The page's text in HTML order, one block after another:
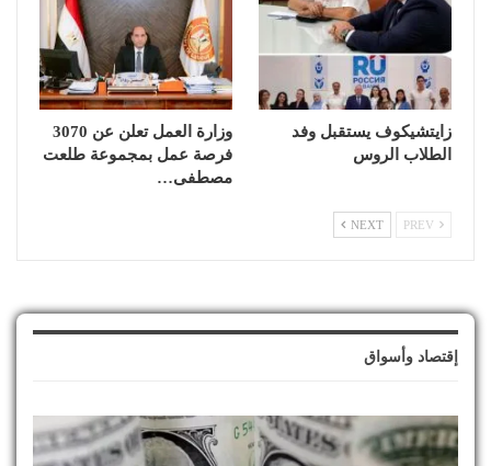
زايتشيكوف يستقبل وفد
الطلاب الروس
وزارة العمل تعلن عن 3070
فرصة عمل بمجموعة طلعت
مصطفى…
NEXT
إقتصاد وأسواق